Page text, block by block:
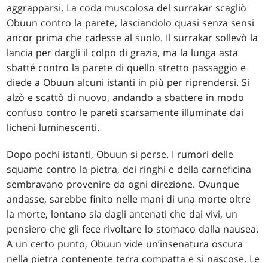
aggrapparsi. La coda muscolosa del surrakar scagliò
Obuun contro la parete, lasciandolo quasi senza sensi
ancor prima che cadesse al suolo. Il surrakar sollevò la
lancia per dargli il colpo di grazia, ma la lunga asta
sbatté contro la parete di quello stretto passaggio e
diede a Obuun alcuni istanti in più per riprendersi. Si
alzò e scattò di nuovo, andando a sbattere in modo
confuso contro le pareti scarsamente illuminate dai
licheni luminescenti.
Dopo pochi istanti, Obuun si perse. I rumori delle
squame contro la pietra, dei ringhi e della carneficina
sembravano provenire da ogni direzione. Ovunque
andasse, sarebbe finito nelle mani di una morte oltre
la morte, lontano sia dagli antenati che dai vivi, un
pensiero che gli fece rivoltare lo stomaco dalla nausea.
A un certo punto, Obuun vide un’insenatura oscura
nella pietra contenente terra compatta e si nascose. Le